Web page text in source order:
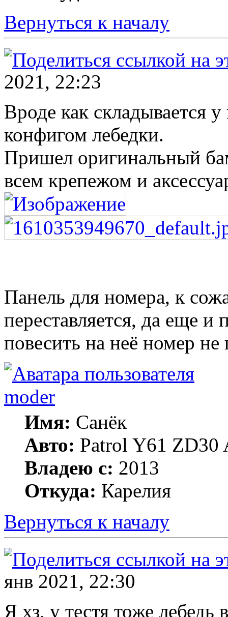
Вернуться к началу
2021, 22:23
Вроде как складывается
конфигом лебедки.
Пришел оригинальный
всем крепежом и
Панель для номера, к
переставляется, да еще и
повесить на неё номер не
moder
Имя: Санёк
Авто: Patrol Y61 ZD30
Владею с: 2013
Откуда: Карелия
Вернуться к началу
янв 2021, 22:30
Я хз, у тестя тоже лебедь